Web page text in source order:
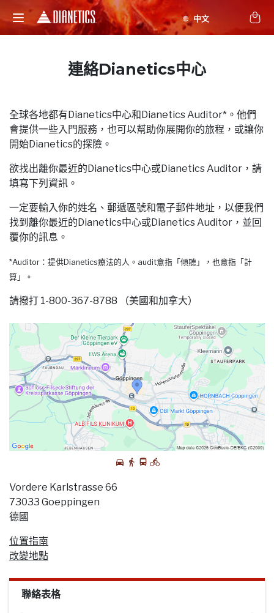
連絡Dianetics中心
全球各地都有Dianetics中心和Dianetics Auditor*。他們
會提供一些入門服務，也可以幫助你展開你的旅程，或讓你
開始Dianetics的探險。
欲找出離你最近的Dianetics中心或Dianetics Auditor，請
填寫下列資訊。
一定要輸入你的姓名、郵遞區號和電子郵件地址，以便我們
找到離你最近的Dianetics中心或Dianetics Auditor，並回
覆你的訊息。
*Auditor：提供Dianetics療法的人。audit意指「傾聽」，也意指「計
算」。
請撥打 1-800-367-8788 （美國和加拿大）
Vordere Karlstrasse 66
73033 Goeppingen
德國
位置指南
改變地點
聯絡表格